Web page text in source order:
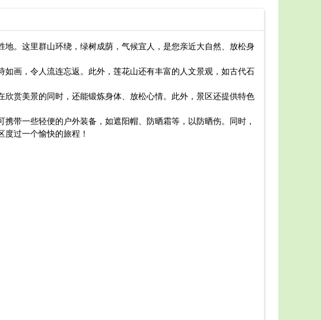
。这里群山环绕，绿树成荫，气候宜人，是您亲近大自然、放松身
画，令人流连忘返。此外，莲花山还有丰富的人文景观，如古代石
赏美景的同时，还能锻炼身体、放松心情。此外，景区还提供特色
带一些轻便的户外装备，如遮阳帽、防晒霜等，以防晒伤。同时，
过一个愉快的旅程！